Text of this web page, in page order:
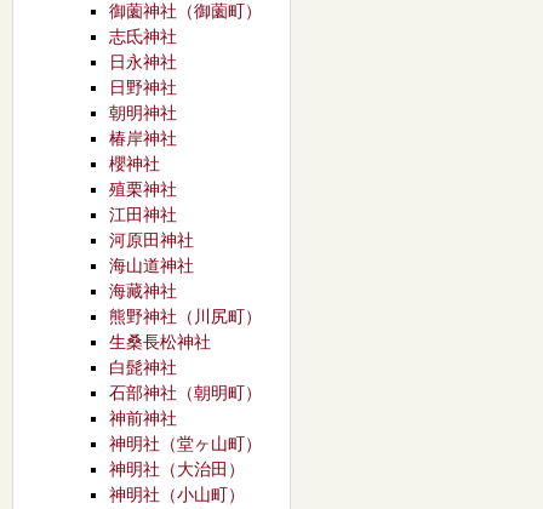
御薗神社（御薗町）
志氐神社
日永神社
日野神社
朝明神社
椿岸神社
櫻神社
殖栗神社
江田神社
河原田神社
海山道神社
海藏神社
熊野神社（川尻町）
生桑長松神社
白髭神社
石部神社（朝明町）
神前神社
神明社（堂ヶ山町）
神明社（大治田）
神明社（小山町）